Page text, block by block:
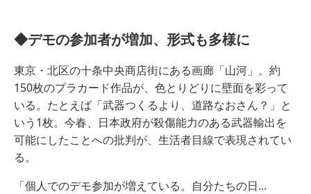
◆デモの参加者が増加、形式も多様に
東京・北区の十条中央商店街にある画廊「山河」。約
150枚のプラカード作品が、色とりどりに壁面を彩って
いる。たとえば「武器つくるより、道路なおさん？」と
いう1枚。今春、日本政府が殺傷能力のある武器輸出を
可能にしたことへの批判が、生活者目線で表現されてい
る。
「個人でのデモ参加が増えている。自分たちの日...